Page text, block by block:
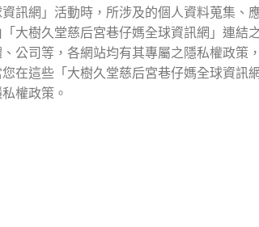
訊網」活動時，所涉及的個人資料蒐集、
大樹久堂慈后宮巷仔媽全球資訊網」連結
公司等，各網站均有其專屬之隱私權政策
在這些「大樹久堂慈后宮巷仔媽全球資訊
權政策。